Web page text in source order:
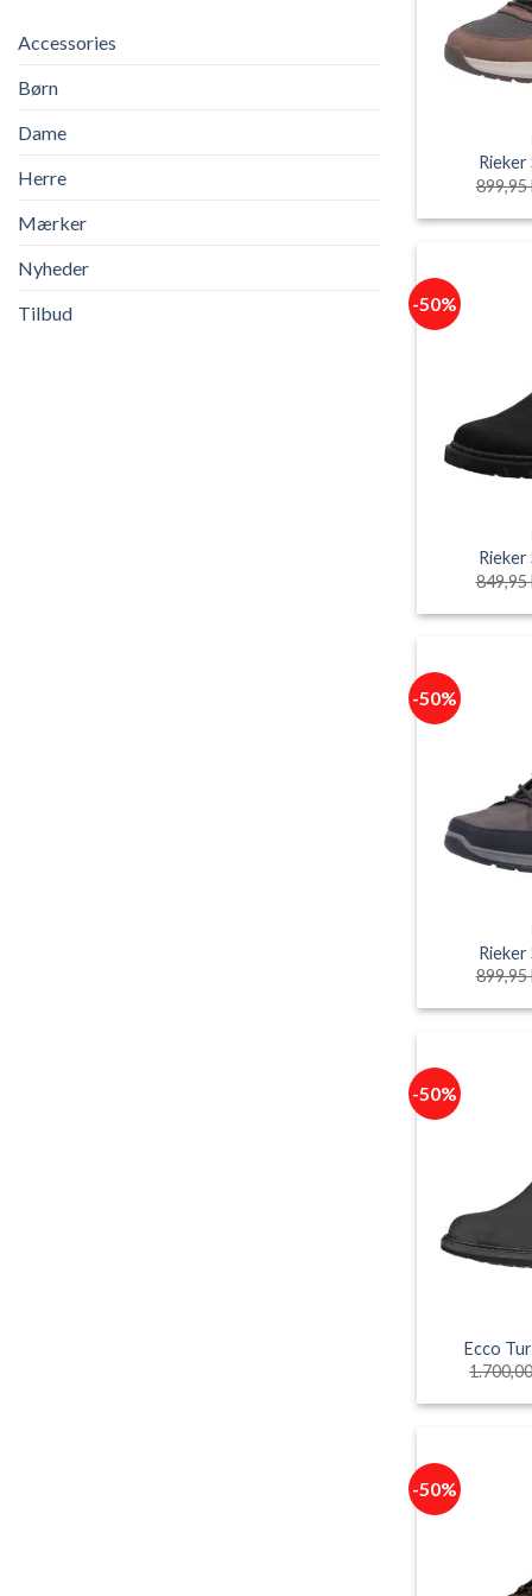
Accessories
Børn
Dame
Herre
Mærker
Nyheder
Tilbud
899,95
-50%
849,95
-50%
899,95
-50%
Ecco
-50%